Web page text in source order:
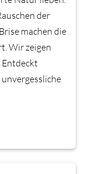
der
machen die
Wir zeigen
Entdeckt